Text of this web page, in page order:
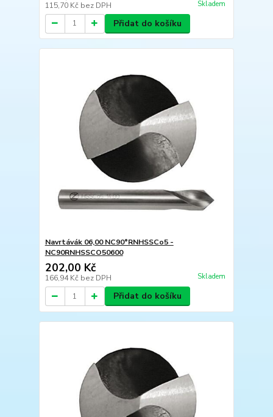
115,70 Kč bez DPH Skladem
Přidat do košíku
Navrtávák 06,00 NC90°RNHSSCo5 -
NC90RNHSSCO50600
202,00 Kč
166,94 Kč bez DPH Skladem
Přidat do košíku